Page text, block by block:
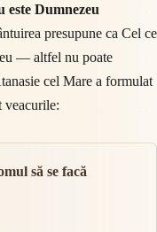
este Dumnezeu
presupune ca Cel ce
— altfel nu poate
cel Mare a formulat
veacurile:
să se facă